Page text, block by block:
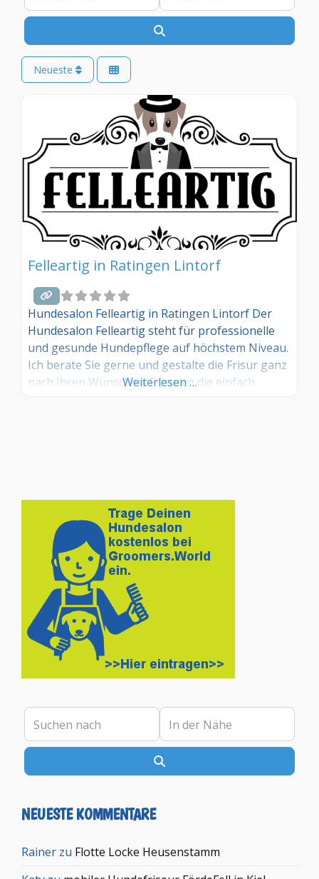
Neueste
Felleartig in Ratingen Lintorf
Hundesalon Felleartig in Ratingen Lintorf Der
Hundesalon Felleartig steht für professionelle
und gesunde Hundepflege auf höchstem Niveau.
Ich berate Sie gerne und gestalte die Frisur ganz
nach Ihren Wünschen. Frisuren die einfach
Weiterlesen …
Suchen nach In der Nähe
NEUESTE KOMMENTARE
Rainer zu Flotte Locke Heusenstamm